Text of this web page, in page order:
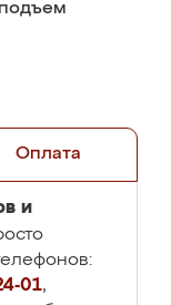
Оплата
и
01,